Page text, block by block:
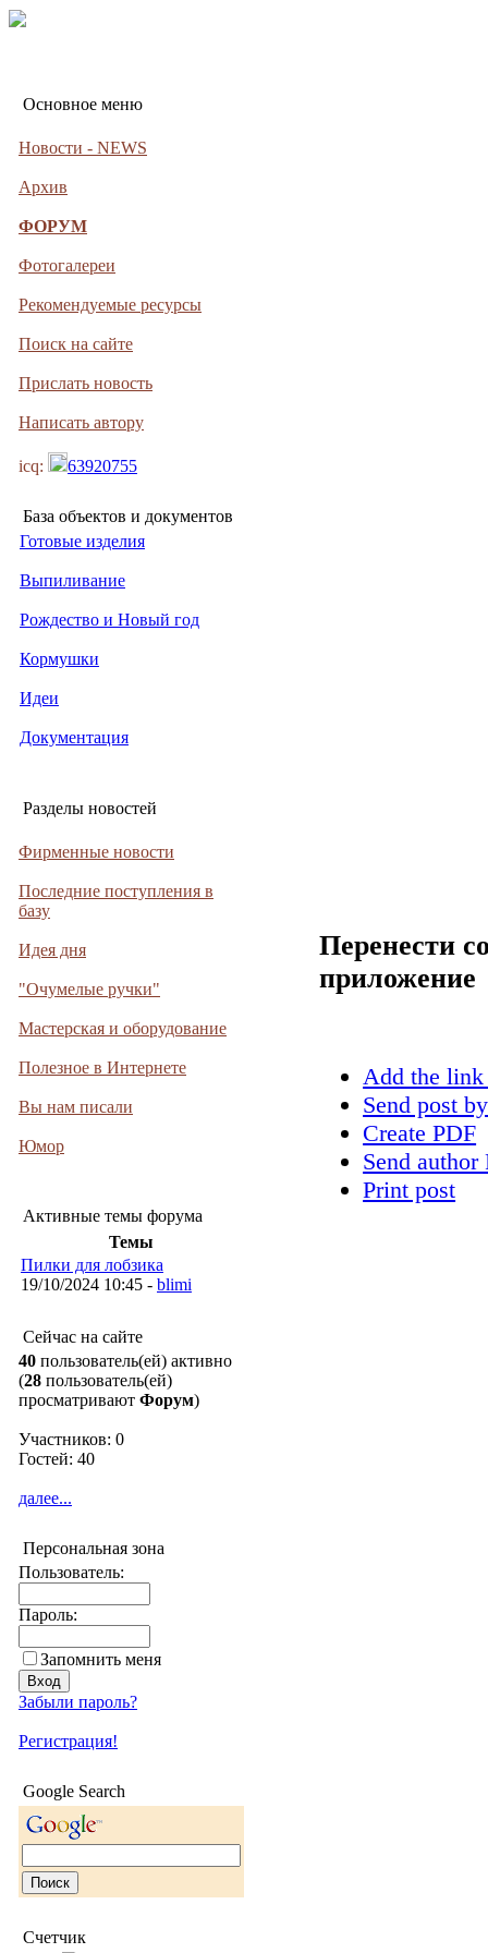
Основное меню
Новости - NEWS
Архив
ФОРУМ
Фотогалереи
Рекомендуемые ресурсы
Поиск на сайте
Прислать новость
Написать автору
icq: 63920755
База объектов и документов
Готовые изделия
Выпиливание
Рождество и Новый год
Кормушки
Идеи
Документация
Разделы новостей
Фирменные новости
Последние поступления в
базу
Идея дня
"Очумелые ручки"
Мастерская и оборудование
Полезное в Интернете
Вы нам писали
Юмор
Активные темы форума
Темы
Пилки для лобзика
19/10/2024 10:45 - blimi
Сейчас на сайте
40 пользователь(ей) активно
(28 пользователь(ей)
просматривают Форум)
Участников: 0
Гостей: 40
далее...
Персональная зона
Пользователь:
Пароль:
Запомнить меня
Забыли пароль?
Регистрация!
Google Search
Счетчик
Перенести
приложение
Add the
Send post
Create PDF
Send
Print post